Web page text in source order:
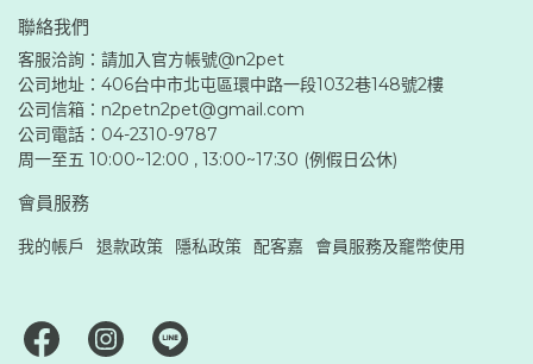
聯絡我們
客服洽詢：請加入官方帳號@n2pet
公司地址：406台中市北屯區環中路一段1032巷148號2樓
公司信箱：n2petn2pet@gmail.com
公司電話：04-2310-9787
周一至五 10:00~12:00 , 13:00~17:30 (例假日公休)
會員服務
我的帳戶 退款政策 隱私政策 配客嘉 會員服務及竉幣使用